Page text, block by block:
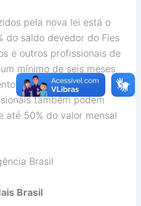
pela nova lei está o
do saldo devedor do Fies
e outros profissionais de
mínimo de seis meses
a infectados pelo
também podem
até 50% do valor mensal
Brasil
Brasil